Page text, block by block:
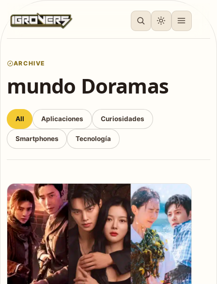
ARCHIVE
mundo Doramas
All Aplicaciones Curiosidades
Smartphones Tecnología
Articles